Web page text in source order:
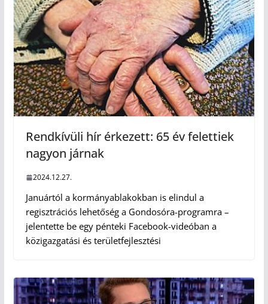
Rendkívüli hír érkezett: 65 év felettiek
nagyon járnak
2024.12.27.
Januártól a kormányablakokban is elindul a
regisztrációs lehetőség a Gondosóra-programra –
jelentette be egy pénteki Facebook-videóban a
közigazgatási és területfejlesztési